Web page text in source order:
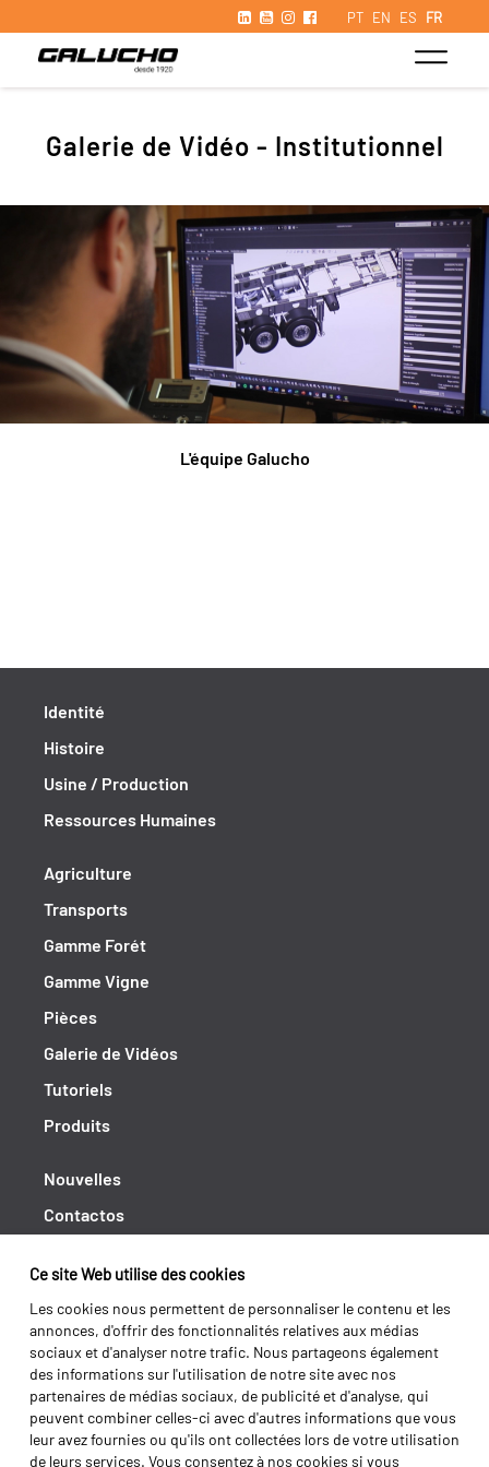
PT EN ES FR
Ce site Web utilise des cookies
Les cookies nous permettent de personnaliser le contenu et les
annonces, d'offrir des fonctionnalités relatives aux médias
sociaux et d'analyser notre trafic. Nous partageons également
des informations sur l'utilisation de notre site avec nos
partenaires de médias sociaux, de publicité et d'analyse, qui
peuvent combiner celles-ci avec d'autres informations que vous
leur avez fournies ou qu'ils ont collectées lors de votre utilisation
de leurs services. Vous consentez à nos cookies si vous
Galerie de Vidéo - Institutionnel
L'équipe Galucho
Identité
Histoire
Usine / Production
Ressources Humaines
Agriculture
Transports
Gamme Forét
Gamme Vigne
Pièces
Galerie de Vidéos
Tutoriels
Produits
Nouvelles
Contactos
Shipping returns
Politique de Privacité
Termes et conditions